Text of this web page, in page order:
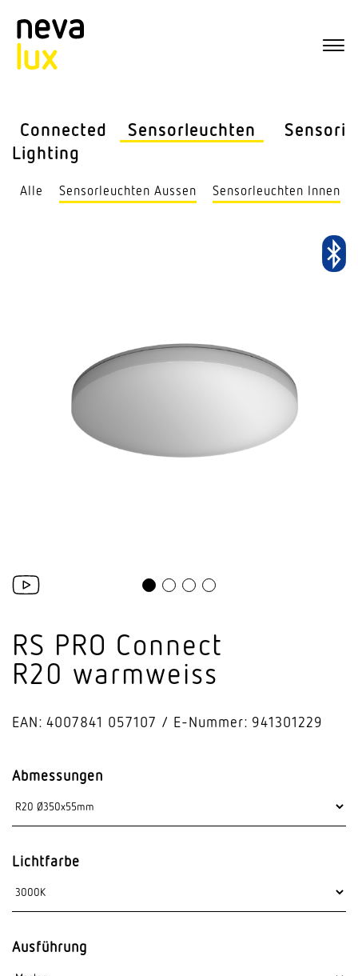
Connected
Lighting
Sensor­leuchten Sensorik
Alle Sensor­leuchten Aussen Sensor­leuchten Innen
RS PRO Connect
R20 warmweiss
EAN: 4007841 057107 E-Nummer: 941301229
Abmessungen
Lichtfarbe
Ausführung